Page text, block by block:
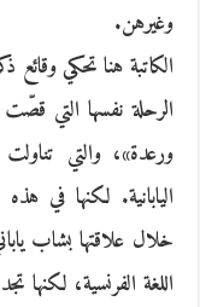
وغيرهن.
الكاتبة هنا تحكي وقائع
الرحلة نفسها التي
ورعدة»، والتي
اليابانية. لكنها في
خلال علاقتها بشاب
اللغة الفرنسية،